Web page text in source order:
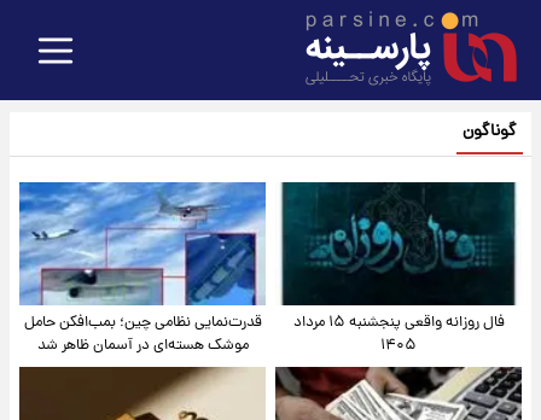
گوناگون
فال روزانه واقعی پنجشنبه ۱۵ مرداد
۱۴۰۵
قدرت‌نمایی نظامی چین؛ بمب‌افکن حامل
موشک هسته‌ای در آسمان ظاهر شد